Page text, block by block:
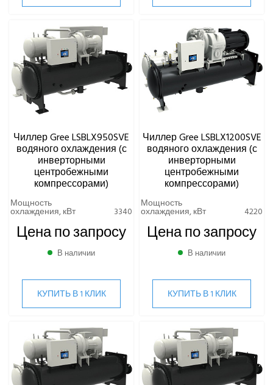
Чиллер Gree LSBLX950SVE
водяного охлаждения (с
инверторными
центробежными
компрессорами)
Мощность
охлаждения, кВт 3340
Цена по запросу
В наличии
КУПИТЬ В 1 КЛИК
Чиллер Gree LSBLX1200SVE
водяного охлаждения (с
инверторными
центробежными
компрессорами)
Мощность
охлаждения, кВт 4220
Цена по запросу
В наличии
КУПИТЬ В 1 КЛИК